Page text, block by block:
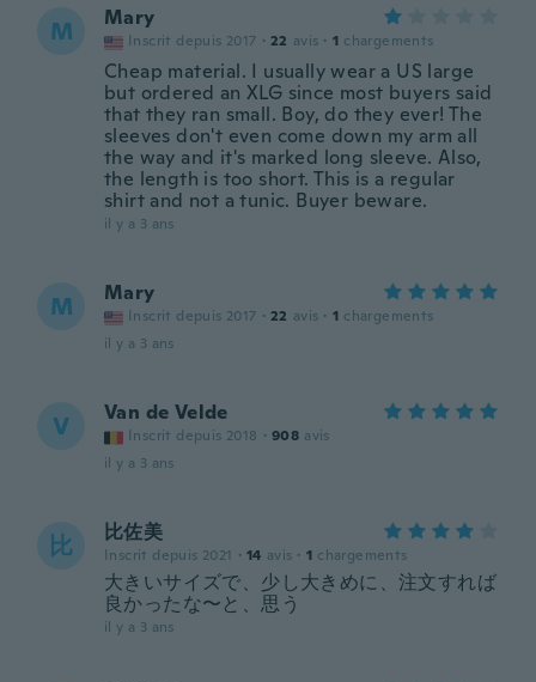
M Mary
Inscrit depuis 2017 · 22 avis · 1 chargements
Cheap material. I usually wear a US large
but ordered an XLG since most buyers said
that they ran small. Boy, do they ever! The
sleeves don't even come down my arm all
the way and it's marked long sleeve. Also,
the length is too short. This is a regular
shirt and not a tunic. Buyer beware.
il y a 3 ans
M Mary
Inscrit depuis 2017 · 22 avis · 1 chargements
il y a 3 ans
V Van de Velde
Inscrit depuis 2018 · 908 avis
il y a 3 ans
比 比佐美
Inscrit depuis 2021 · 14 avis · 1 chargements
大きいサイズで、少し大きめに、注文すれば
良かったな〜と、思う
il y a 3 ans